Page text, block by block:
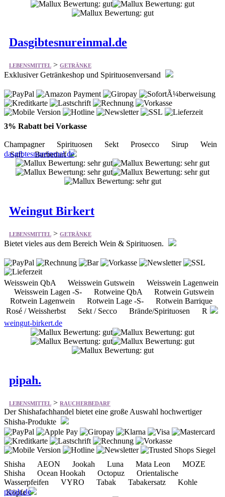
Dasgibtesnureinmal.de
LEBENSMITTEL > GETRÄNKE
Exklusiver Getränkeshop und Spirituosenversand
3% Rabatt bei Vorkasse
Champagner Spirituosen Sekt Prosecco Sirup Wein
Saft Barbedarf
dasgibtesnureinmal.de
Weingut Birkert
LEBENSMITTEL > GETRÄNKE
Bietet vieles aus dem Bereich Wein & Spirituosen.
Weisswein QbA Weisswein Gutswein Weisswein Lagenwein
Weisswein Lagen -S- Rotweine QbA Rotwein Gutswein
Rotwein Lagenwein Rotwein Lage -S- Rotwein Barrique
Rosé / Weissherbst Sekt / Secco Brände/Spirituosen R
weingut-birkert.de
pipah.
LEBENSMITTEL > RAUCHERBEDARF
Der Shishafachhandel bietet eine große Auswahl hochwertiger
Shisha-Produkte
Shisha AEON Jookah Luna Mata Leon MOZE
Shisha Ocean Hookah Octopuz Orientalische
Wasserpfeifen VYRO Tabak Tabakersatz Kohle
Köpfe
pipah.de